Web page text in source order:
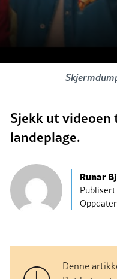
Sjekk ut videoen
landeplage.
Runar
Publisert
Denne